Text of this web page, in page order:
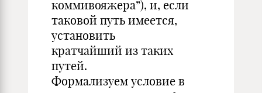
коммивояжера”), и, если
таковой путь имеется,
установить
кратчайший из таких
путей.
Формализуем условие в